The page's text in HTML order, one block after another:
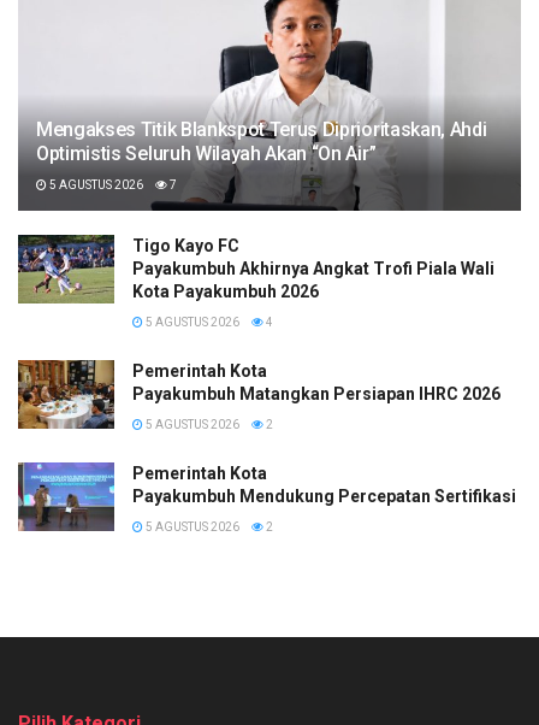
Mengakses Titik Blankspot Terus Diprioritaskan, Ahdi
Optimistis Seluruh Wilayah Akan “On Air”
5 AGUSTUS 2026 7
Tigo Kayo FC
Payakumbuh Akhirnya Angkat Trofi Piala Wali
Kota Payakumbuh 2026
5 AGUSTUS 2026 4
Pemerintah Kota
Payakumbuh Matangkan Persiapan IHRC 2026
5 AGUSTUS 2026 2
Pemerintah Kota
Payakumbuh Mendukung Percepatan Sertifikasi
5 AGUSTUS 2026 2